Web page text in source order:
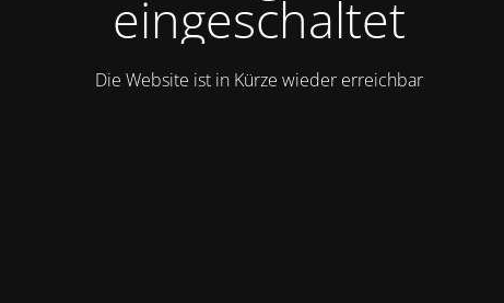
eingeschaltet
Die Website ist in Kürze wieder erreichbar